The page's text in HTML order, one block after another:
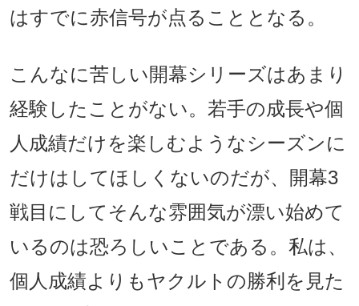
はすでに赤信号が点ることとなる。
こんなに苦しい開幕シリーズはあまり
経験したことがない。若手の成長や個
人成績だけを楽しむようなシーズンに
だけはしてほしくないのだが、開幕3
戦目にしてそんな雰囲気が漂い始めて
いるのは恐ろしいことである。私は、
個人成績よりもヤクルトの勝利を見た